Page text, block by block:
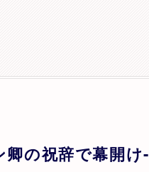
の祝辞で幕開け-